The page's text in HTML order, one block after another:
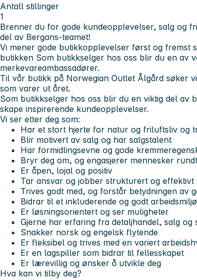
Antall stillinger
1
Brenner du for gode kundeopplevelser, salg og
del av Bergans-teamet!
Vi mener gode butikkopplevelser først og fremst
butikken Som butikkselger hos oss blir du en av
merkevareambassadører.
Til vår butikk på Norwegian Outlet Ålgård søker
som varer ut året.
Som butikkselger hos oss blir du en viktig del av
skape inspirerende kundeopplevelser.
Vi ser etter deg som:
Har et stort hjerte for natur og friluftsliv og
Blir motivert av salg og har salgstalent
Har formidlingsevne og gode
Bryr deg om, og engasjerer mennesker
Er åpen, lojal og positiv
Tar ansvar og jobber strukturert og effektivt
Trives godt med, og forstår betydningen av
Bidrar til et inkluderende og godt arbeidsmiljø
Er løsningsorientert og ser muligheter
Gjerne har erfaring fra detaljhandel, salg og
Snakker norsk og engelsk flytende
Er fleksibel og trives med en variert
Er en lagspiller som bidrar til fellesskapet
Er lærevillig og ønsker å utvikle deg
Hva kan vi tilby deg?